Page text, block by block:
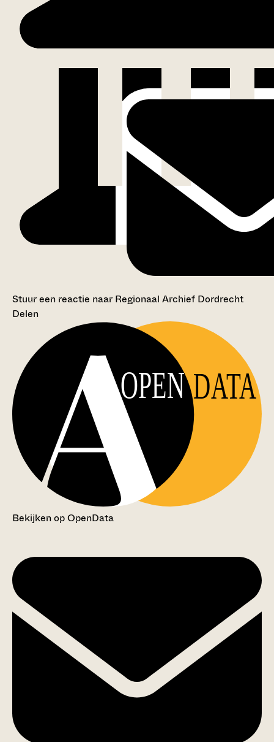
Stuur een reactie naar Regionaal Archief Dordrecht
Delen
OPEN DATA
Bekijken op OpenData